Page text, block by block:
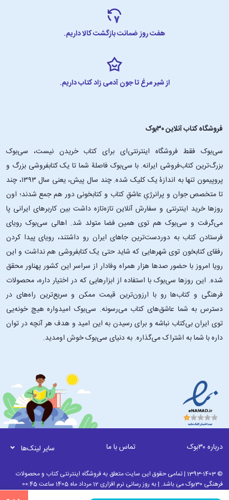
هفت روز ضمانت بازگشت کالا داریم.
از شیر مرغ تا جون آدمی زاد کتاب داریم.
فروشگاه کتاب آنلاین ۳۰بوک
سی‌بوک فقط فروشگاه اینترنتی‌ای برای کتاب خریدن نیست، سی‌بوک
بزرگ‌ترین کتاب‌فروشی ایرانه. با سی‌بوک فاصلۀ شما تا یک کتابفروشی بزرگ و
پروپیمون تنها به اندازۀ یک کلیک شده. چند سال پیش، یعنی سال ۱۳۹۳، چند
تا متخصص جوان و پرانرژیِ عاشقِ کتاب و کتابخونی دور هم جمع شدند؛ اون‌
روزها خرید اینترنتی و سفارش آنلاین تازه‌تازه داشت بین کاربرهای ایرانی پا
می‌گرفت و سی‌بوک هم توی همین فضا متولد شد. اهالی سی‌بوک رویای
فرستادن کتاب به دوردست‌ترین جاهای ایران رو داشتند، رویای پیدا کردن
رفقای کتابخون توی شهرهایی که شاید حتی یک کتابفروشی هم نداشت و این
رویا امروز با حضور صدها هزار همراه وفادار از سراسر این کشور پهناور محقق
شده. این ‌روزها سی‌بوک با استفاده از ابزارهایی که در اختیار داره، محصولات
فرهنگی و کتاب‌ها رو با ارزون‌ترین قیمت ممکن و سریع‌ترین راه‌های در
دسترس به شما عاشق‌های کتاب می‌رسونه. سی‌بوک امیدواره هیچ خونه‌یی
توی ایران بی‌کتاب نباشه و برای رسیدن به این امید و هدف هر آنچه در توان
داره با شما به اشتراک می‌گذاره. به دنیای سی‌بوک خوش اومدید.
درباره ۳۰بوک تماس با ما سایر لینک‌ها
© 1393-1403 | تمامی حقوق این سایت متعلق به فروشگاه اینترنتی کتاب و محصولات
فرهنگی 30بوک می باشد. | به روز رسانی نرم افزاری 12 مرداد ماه 1405 ساعت 00:45